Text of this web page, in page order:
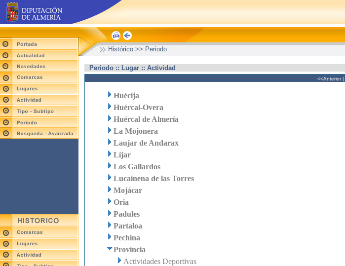
Histórico >> Periodo
Periodo :: Lugar :: Actividad
<<Anterior|
Huécija
Huércal-Overa
Huércal de Almería
La Mojonera
Laujar de Andarax
Líjar
Los Gallardos
Lucainena de las Torres
Mojácar
Oria
Padules
Partaloa
Pechina
Provincia
Actividades Deportivas